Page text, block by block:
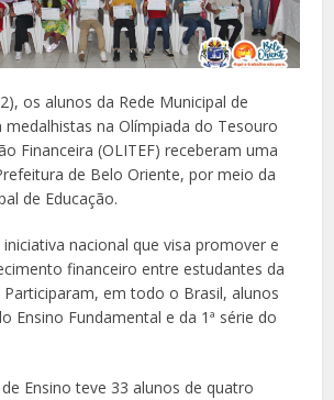
os alunos da Rede Municipal de
medalhistas na Olímpiada do Tesouro
Financeira (OLITEF) receberam uma
de Belo Oriente, por meio da
de Educação.
iniciativa nacional que visa promover e
financeiro entre estudantes da
Participaram, em todo o Brasil, alunos
Ensino Fundamental e da 1ª série do
Ensino teve 33 alunos de quatro